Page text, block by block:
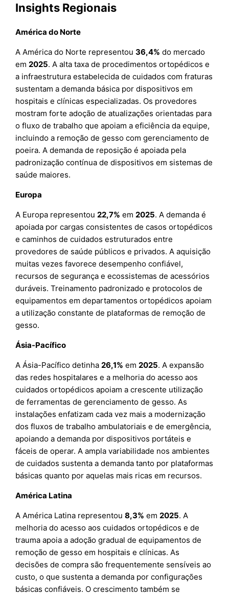
Insights Regionais
América do Norte
A América do Norte representou36,4% do mercado
em2025. A alta taxa de procedimentos ortopédicos e
a infraestrutura estabelecida de cuidados com fraturas
sustentam a demanda básica por dispositivos em
hospitais e clínicas especializadas. Os provedores
mostram forte adoção de atualizações orientadas para
o fluxo de trabalho que apoiam a eficiência da equipe,
incluindo a remoção de gesso com gerenciamento de
poeira. A demanda de reposição é apoiada pela
padronização contínua de dispositivos em sistemas de
saúde maiores.
Europa
A Europa representou22,7% em2025. A demanda é
apoiada por cargas consistentes de casos ortopédicos
e caminhos de cuidados estruturados entre
provedores de saúde públicos e privados. A aquisição
muitas vezes favorece desempenho confiável,
recursos de segurança e ecossistemas de acessórios
duráveis. Treinamento padronizado e protocolos de
equipamentos em departamentos ortopédicos apoiam
a utilização constante de plataformas de remoção de
gesso.
Ásia-Pacífico
A Ásia-Pacífico detinha26,1% em2025. A expansão
das redes hospitalares e a melhoria do acesso aos
cuidados ortopédicos apoiam a crescente utilização
de ferramentas de gerenciamento de gesso. As
instalações enfatizam cada vez mais a modernização
dos fluxos de trabalho ambulatoriais e de emergência,
apoiando a demanda por dispositivos portáteis e
fáceis de operar. A ampla variabilidade nos ambientes
de cuidados sustenta a demanda tanto por plataformas
básicas quanto por aquelas mais ricas em recursos.
América Latina
A América Latina representou8,3% em2025. A
melhoria do acesso aos cuidados ortopédicos e de
trauma apoia a adoção gradual de equipamentos de
remoção de gesso em hospitais e clínicas. As
decisões de compra são frequentemente sensíveis ao
custo, o que sustenta a demanda por configurações
básicas confiáveis. O crescimento também se